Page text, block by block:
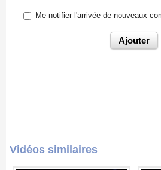
Vidéos similaires
Me notifier l'arrivée de nouveaux